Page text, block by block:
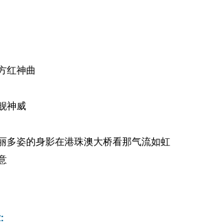
红神曲
神威
多姿的身影在港珠澳大桥看那气流如虹